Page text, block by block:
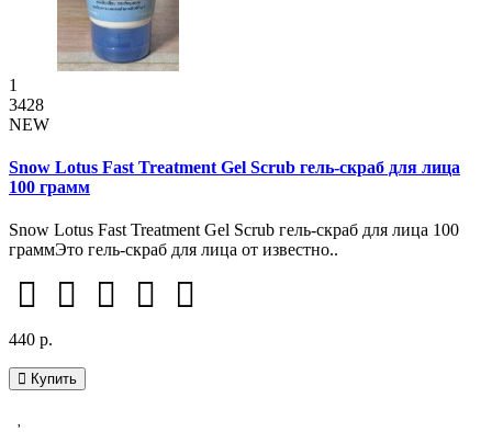
1
3428
NEW
Snow Lotus Fast Treatment Gel Scrub гель-скраб для лица
100 грамм
Snow Lotus Fast Treatment Gel Scrub гель-скраб для лица 100
граммЭто гель-скраб для лица от известно..
440 р.
Купить